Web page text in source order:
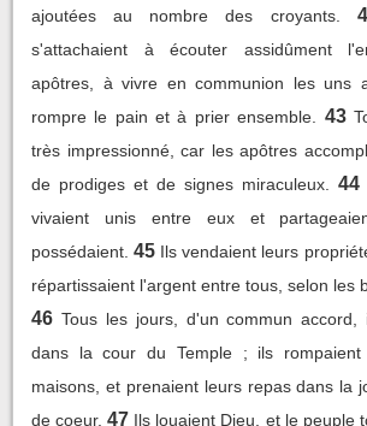
ajoutées au nombre des croyants.
s'attachaient à écouter assidûment
apôtres, à vivre en communion les uns
rompre le pain et à prier ensemble.
43
très impressionné, car les apôtres
de prodiges et de signes miraculeux.
44
vivaient unis entre eux et
possédaient. 45 Ils vendaient leurs
répartissaient l'argent entre tous, selon les
46 Tous les jours, d'un commun accord,
dans la cour du Temple ; ils
maisons, et prenaient leurs repas dans la
de coeur. 47 Ils louaient Dieu, et le peuple